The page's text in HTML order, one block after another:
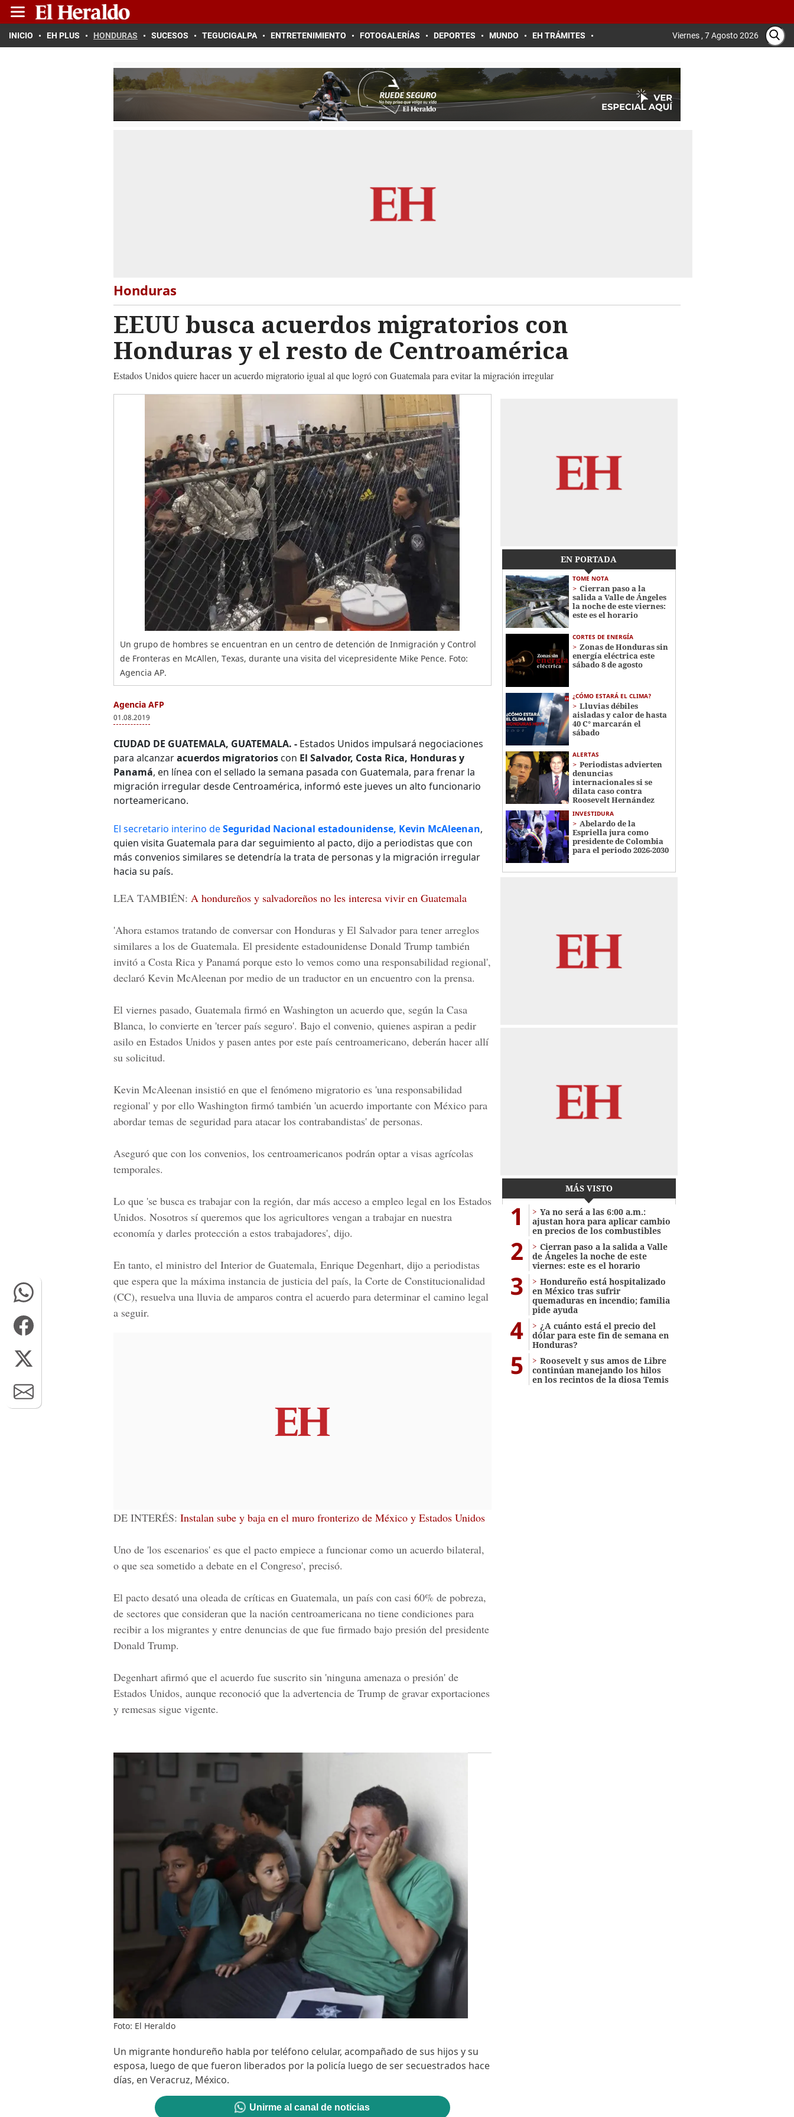
INICIO EH PLUS HONDURAS SUCESOS TEGUCIGALPA ENTRETENIMIENTO FOTOGALERÍAS DEPORTES MUNDO EH TRÁMITES Viernes , 7 Agosto 2026
Honduras
EEUU busca acuerdos migratorios con
Honduras y el resto de Centroamérica
Estados Unidos quiere hacer un acuerdo migratorio igual al que logró con Guatemala para evitar la migración irregular
Un grupo de hombres se encuentran en un centro de detención de Inmigración y Control
de Fronteras en McAllen, Texas, durante una visita del vicepresidente Mike Pence. Foto:
Agencia AP.
Agencia AFP
01.08.2019
CIUDAD DE GUATEMALA, GUATEMALA. - Estados Unidos impulsará negociaciones
para alcanzaracuerdos migratorios con El Salvador, Costa Rica, Honduras y
Panamá, en línea con el sellado la semana pasada con Guatemala, para frenar la
migración irregular desde Centroamérica, informó este jueves un alto funcionario
norteamericano.
El secretario interino deSeguridad Nacional estadounidense, Kevin McAleenan,
quien visita Guatemala para dar seguimiento al pacto, dijo a periodistas que con
más convenios similares se detendría la trata de personas y la migración irregular
hacia su país.
LEA TAMBIÉN: A hondureños y salvadoreños no les interesa vivir en Guatemala
'Ahora estamos tratando de conversar con Honduras y El Salvador para tener arreglos
similares a los de Guatemala. El presidente estadounidense Donald Trump también
invitó a Costa Rica y Panamá porque esto lo vemos como una responsabilidad regional',
declaró Kevin McAleenan por medio de un traductor en un encuentro con la prensa.
El viernes pasado, Guatemala firmó en Washington un acuerdo que, según la Casa
Blanca, lo convierte en 'tercer país seguro'. Bajo el convenio, quienes aspiran a pedir
asilo en Estados Unidos y pasen antes por este país centroamericano, deberán hacer allí
su solicitud.
Kevin McAleenan insistió en que el fenómeno migratorio es 'una responsabilidad
regional' y por ello Washington firmó también 'un acuerdo importante con México para
abordar temas de seguridad para atacar los contrabandistas' de personas.
Aseguró que con los convenios, los centroamericanos podrán optar a visas agrícolas
temporales.
Lo que 'se busca es trabajar con la región, dar más acceso a empleo legal en los Estados
Unidos. Nosotros sí queremos que los agricultores vengan a trabajar en nuestra
economía y darles protección a estos trabajadores', dijo.
En tanto, el ministro del Interior de Guatemala, Enrique Degenhart, dijo a periodistas
que espera que la máxima instancia de justicia del país, la Corte de Constitucionalidad
(CC), resuelva una lluvia de amparos contra el acuerdo para determinar el camino legal
a seguir.
DE INTERÉS: Instalan sube y baja en el muro fronterizo de México y Estados Unidos
Uno de 'los escenarios' es que el pacto empiece a funcionar como un acuerdo bilateral,
o que sea sometido a debate en el Congreso', precisó.
El pacto desató una oleada de críticas en Guatemala, un país con casi 60% de pobreza,
de sectores que consideran que la nación centroamericana no tiene condiciones para
recibir a los migrantes y entre denuncias de que fue firmado bajo presión del presidente
Donald Trump.
Degenhart afirmó que el acuerdo fue suscrito sin 'ninguna amenaza o presión' de
Estados Unidos, aunque reconoció que la advertencia de Trump de gravar exportaciones
y remesas sigue vigente.
Foto: El Heraldo
Un migrante hondureño habla por teléfono celular, acompañado de sus hijos y su
esposa, luego de que fueron liberados por la policía luego de ser secuestrados hace
días, en Veracruz, México.
Unirme al canal de noticias
EN PORTADA
TOME NOTA
Cierran paso a la
salida a Valle de Ángeles
la noche de este viernes:
este es el horario
CORTES DE ENERGÍA
Zonas de Honduras sin
energía eléctrica este
sábado 8 de agosto
¿CÓMO ESTARÁ EL CLIMA?
Lluvias débiles
aisladas y calor de hasta
40 C° marcarán el
sábado
ALERTAS
Periodistas advierten
denuncias
internacionales si se
dilata caso contra
Roosevelt Hernández
INVESTIDURA
Abelardo de la
Espriella jura como
presidente de Colombia
para el periodo 2026-2030
MÁS VISTO
1
Ya no será a las 6:00 a.m.:
ajustan hora para aplicar cambio
en precios de los combustibles
2
Cierran paso a la salida a Valle
de Ángeles la noche de este
viernes: este es el horario
3
Hondureño está hospitalizado
en México tras sufrir
quemaduras en incendio; familia
pide ayuda
4
¿A cuánto está el precio del
dólar para este fin de semana en
Honduras?
5
Roosevelt y sus amos de Libre
continúan manejando los hilos
en los recintos de la diosa Temis